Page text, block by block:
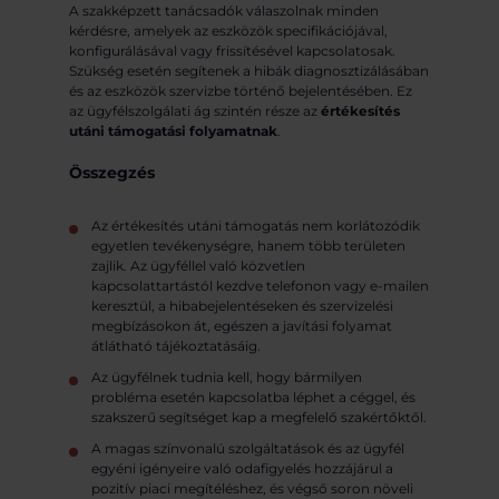
A szakképzett tanácsadók válaszolnak minden
kérdésre, amelyek az eszközök specifikációjával,
konfigurálásával vagy frissítésével kapcsolatosak.
Szükség esetén segítenek a hibák diagnosztizálásában
és az eszközök szervizbe történő bejelentésében. Ez
az ügyfélszolgálati ág szintén része azértékesítés
utáni támogatási folyamatnak.
Összegzés
Az értékesítés utáni támogatás nem korlátozódik
egyetlen tevékenységre, hanem több területen
zajlik. Az ügyféllel való közvetlen
kapcsolattartástól kezdve telefonon vagy e-mailen
keresztül, a hibabejelentéseken és szervizelési
megbízásokon át, egészen a javítási folyamat
átlátható tájékoztatásáig.
Az ügyfélnek tudnia kell, hogy bármilyen
probléma esetén kapcsolatba léphet a céggel, és
szakszerű segítséget kap a megfelelő szakértőktől.
A magas színvonalú szolgáltatások és az ügyfél
egyéni igényeire való odafigyelés hozzájárul a
pozitív piaci megítéléshez, és végső soron növeli